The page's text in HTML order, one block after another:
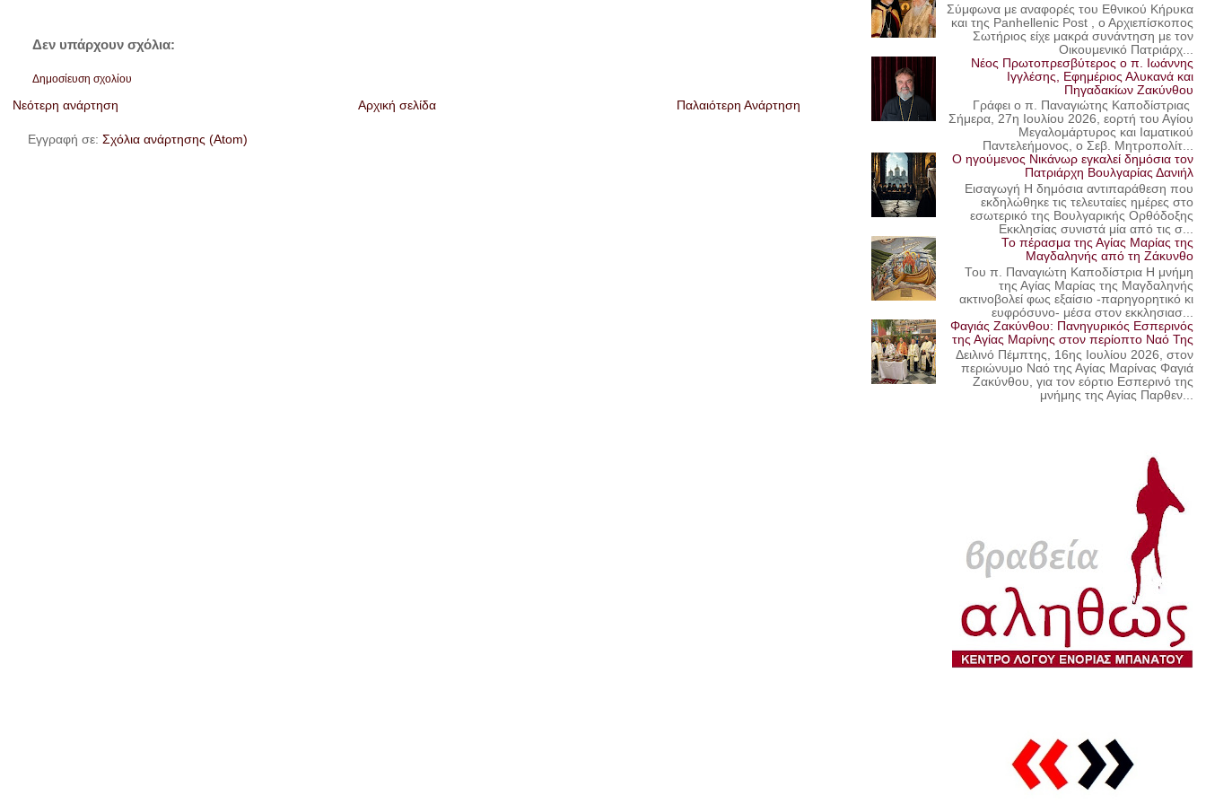
Δεν υπάρχουν σχόλια:
Δημοσίευση σχολίου
Νεότερη ανάρτηση Παλαιότερη Ανάρτηση
Αρχική σελίδα
Εγγραφή σε:Σχόλια ανάρτησης (Atom)
Σύμφωνα με αναφορές του Εθνικού Κήρυκα
και της Panhellenic Post , ο Αρχιεπίσκοπος
Σωτήριος είχε μακρά συνάντηση με τον
Οικουμενικό Πατριάρχ...
Νέος Πρωτοπρεσβύτερος ο π. Ιωάννης
Ιγγλέσης, Εφημέριος Αλυκανά και
Πηγαδακίων Ζακύνθου
Γράφει ο π. Παναγιώτης Καποδίστριας
Σήμερα, 27η Ιουλίου 2026, εορτή του Αγίου
Μεγαλομάρτυρος και Ιαματικού
Παντελεήμονος, ο Σεβ. Μητροπολίτ...
Ο ηγούμενος Νικάνωρ εγκαλεί δημόσια τον
Πατριάρχη Βουλγαρίας Δανιήλ
Εισαγωγή Η δημόσια αντιπαράθεση που
εκδηλώθηκε τις τελευταίες ημέρες στο
εσωτερικό της Βουλγαρικής Ορθόδοξης
Εκκλησίας συνιστά μία από τις σ...
Το πέρασμα της Αγίας Μαρίας της
Μαγδαληνής από τη Ζάκυνθο
Του π. Παναγιώτη Καποδίστρια Η μνήμη
της Αγίας Μαρίας της Μαγδαληνής
ακτινοβολεί φως εξαίσιο -παρηγορητικό κι
ευφρόσυνο- μέσα στον εκκλησιασ...
Φαγιάς Ζακύνθου: Πανηγυρικός Εσπερινός
της Αγίας Μαρίνης στον περίοπτο Ναό Της
Δειλινό Πέμπτης, 16ης Ιουλίου 2026, στον
περιώνυμο Ναό της Αγίας Μαρίνας Φαγιά
Ζακύνθου, για τον εόρτιο Εσπερινό της
μνήμης της Αγίας Παρθεν...